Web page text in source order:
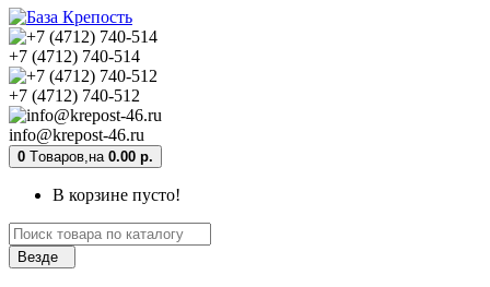
+7 (4712) 740-514
+7 (4712) 740-512
info@krepost-46.ru
0 Tоваров, на 0.00 р.
В корзине пусто!
Везде